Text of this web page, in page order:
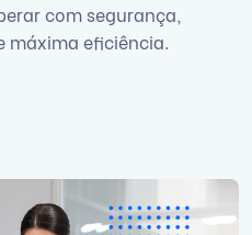
com segurança,
máxima eficiência.